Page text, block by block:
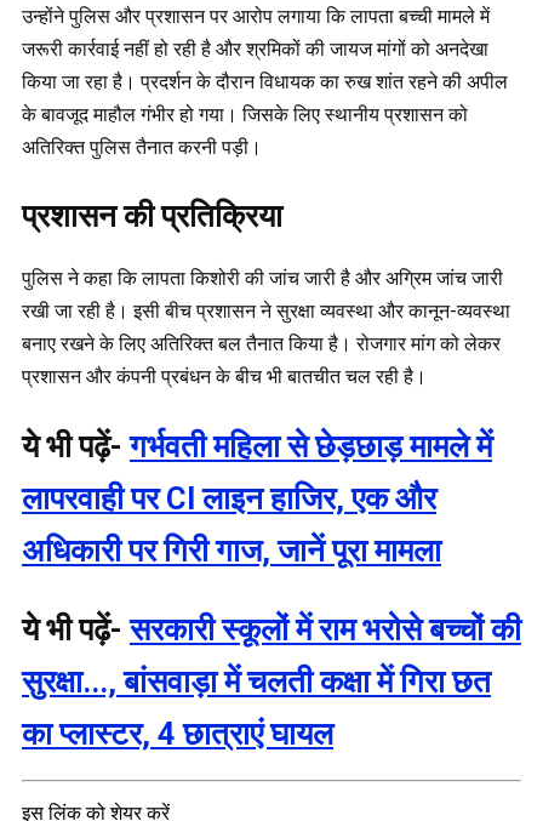
उन्होंने पुलिस और प्रशासन पर आरोप लगाया कि लापता बच्ची मामले में
जरूरी कार्रवाई नहीं हो रही है और श्रमिकों की जायज मांगों को अनदेखा
किया जा रहा है। प्रदर्शन के दौरान विधायक का रुख शांत रहने की अपील
के बावजूद माहौल गंभीर हो गया। जिसके लिए स्थानीय प्रशासन को
अतिरिक्त पुलिस तैनात करनी पड़ी।
प्रशासन की प्रतिक्रिया
पुलिस ने कहा कि लापता किशोरी की जांच जारी है और अग्रिम जांच जारी
रखी जा रही है। इसी बीच प्रशासन ने सुरक्षा व्यवस्था और कानून-व्यवस्था
बनाए रखने के लिए अतिरिक्त बल तैनात किया है। रोजगार मांग को लेकर
प्रशासन और कंपनी प्रबंधन के बीच भी बातचीत चल रही है।
ये भी पढ़ें-गर्भवती महिला से छेड़छाड़ मामले में
लापरवाही पर CI लाइन हाजिर, एक और
अधिकारी पर गिरी गाज, जानें पूरा मामला
ये भी पढ़ें-सरकारी स्कूलों में राम भरोसे बच्चों की
सुरक्षा..., बांसवाड़ा में चलती कक्षा में गिरा छत
का प्लास्टर, 4 छात्राएं घायल
इस लिंक को शेयर करें